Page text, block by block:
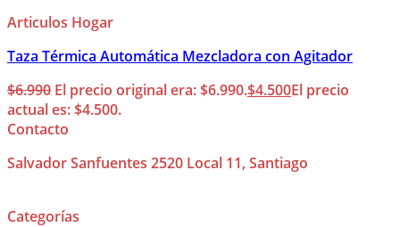
Articulos Hogar
Taza Térmica Automática Mezcladora con Agitador
$6.990 El precio original era: $6.990.$4.500El precio
actual es: $4.500.
Contacto
Salvador Sanfuentes 2520 Local 11, Santiago
Categorías